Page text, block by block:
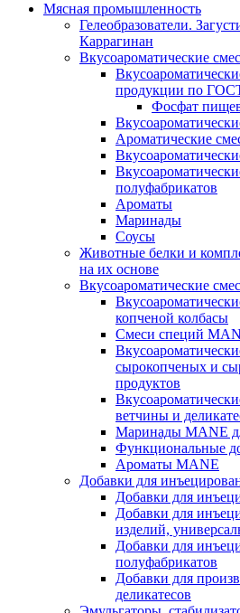
Мясная промышленность
Гелеобразователи.
Каррагинан
Вкусоароматические
продукции по
Фосфат
Ароматические
полуфабрикатов
Ароматы
Маринады
Соусы
Животные белки и
на их основе
Вкусоароматические
копченой колбасы
Смеси специй
сырокопченых и
продуктов
ветчины и
Маринады MANE
Функциональные
Ароматы MANE
Добавки для
Добавки для
Добавки для
изделий,
Добавки для
полуфабрикатов
Добавки для
деликатесов